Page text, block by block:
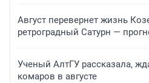
Август перевернет жизнь
ретроградный Сатурн —
Ученый АлтГУ рассказала,
комаров в августе